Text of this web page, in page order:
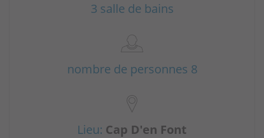
3 salle de bains
nombre de personnes 8
Lieu: Cap D'en Font